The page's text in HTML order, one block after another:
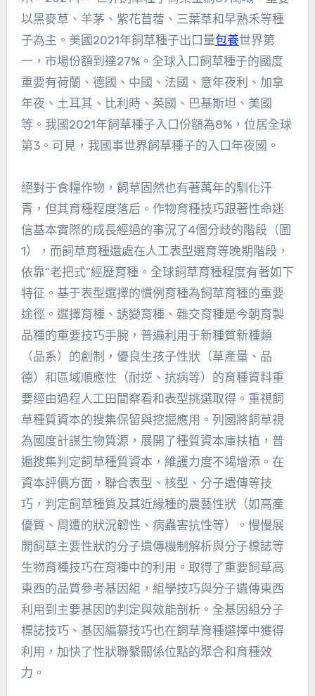
以黑麥草、羊茅、紫花苜蓿、三葉草和早熟禾等種
子為主。美國2021年飼草種子出口量包養世界第
一，市場份額到達27%。全球入口飼草種子的國度
重要有荷蘭、德國、中國、法國、意年夜利、加拿
年夜、土耳其、比利時、英國、巴基斯坦、美國
等。我國2021年飼草種子入口份額為8%，位居全球
第3。可見，我國事世界飼草種子的入口年夜國。
絕對于食糧作物，飼草固然也有著萬年的馴化汗
青，但其育種程度落后。作物育種技巧跟著性命迷
信基本實際的成長經過的事況了4個分歧的階段（圖
1），而飼草育種還處在人工表型選育等晚期階段，
依靠“老把式”經歷育種。全球飼草育種程度有著如下
特征。基于表型選擇的慣例育種為飼草育種的重要
途徑。選擇育種、誘變育種、雜交育種是今朝育製
品種的重要技巧手腕，普遍利用于新種質新種類
（品系）的創制，優良生孩子性狀（草產量、品
德）和區域順應性（耐逆、抗病等）的育種資料重
要經由過程人工田間察看和表型挑選取得。重視飼
草種質資本的搜集保留與挖掘應用。列國將飼草視
為國度計謀生物質源，展開了種質資本庫扶植，普
遍搜集判定飼草種質資本，維護力度不竭增添。在
資本評價方面，聯合表型、核型、分子遺傳等技
巧，判定飼草種質及其近緣種的農藝性狀（如高產
優質、周遭的狀況韌性、病蟲害抗性等）。慢慢展
開飼草主要性狀的分子遺傳機制解析與分子標誌等
生物育種技巧在育種中的利用。取得了重要飼草高
東西的品質參考基因組，組學技巧與分子遺傳東西
利用到主要基因的判定與效能剖析。全基因組分子
標誌技巧、基因編纂技巧也在飼草育種選擇中獲得
利用，加快了性狀聯繫關係位點的聚合和育種效
力。